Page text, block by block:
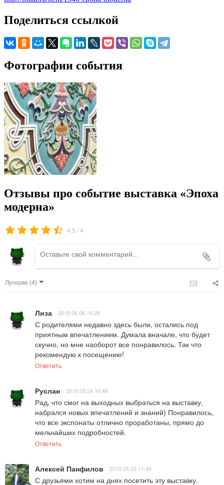
Поделиться ссылкой
Фотографии события
Отзывы про событие выставка «Эпоха
модерна»
4.5 /4
Лучшие (4)
Лиза 2019.06.06 14:28
С родителями недавно здесь были, остались под
приятным впечатлением. Думала вначале, что будет
скучно, но мне наоборот все понравилось. Так что
рекомендую к посещению!
Ответить
Руслан 2019.05.24 10:46
Рад, что смог на выходных выбраться на выставку,
набрался новых впечатлений и знаний) Понравилось,
что все экспонаты отлично проработаны, прямо до
мельчайших подробностей.
Ответить
Алексей Панфилов 2019.05.22 11:49
С друзьями хотим на днях посетить эту выставку.